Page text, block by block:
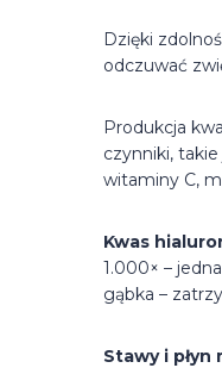
Dzięki
odczuwać
Produkcja
czynniki,
witaminy C,
Kwas
1.000× –
gąbka –
Stawy i płyn